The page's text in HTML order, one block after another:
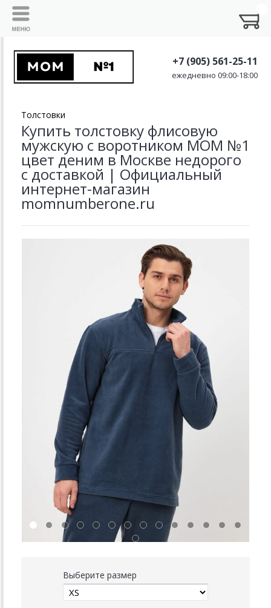
+7 (905) 561-25-11
ежедневно 09:00-18:00
Толстовки
Купить толстовку флисовую
мужскую с воротником MOM №1
цвет деним в Москве недорого
с доставкой | Официальный
интернет-магазин
momnumberone.ru
Выберите размер